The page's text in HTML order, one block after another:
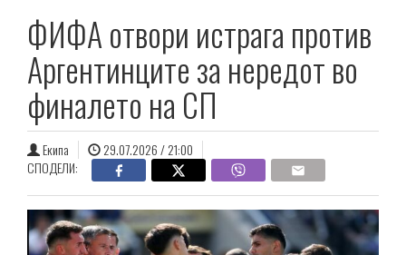
ФИФА отвори истрага против
Аргентинците за нередот во
финалето на СП
Екипа
29.07.2026 / 21:00
СПОДЕЛИ: